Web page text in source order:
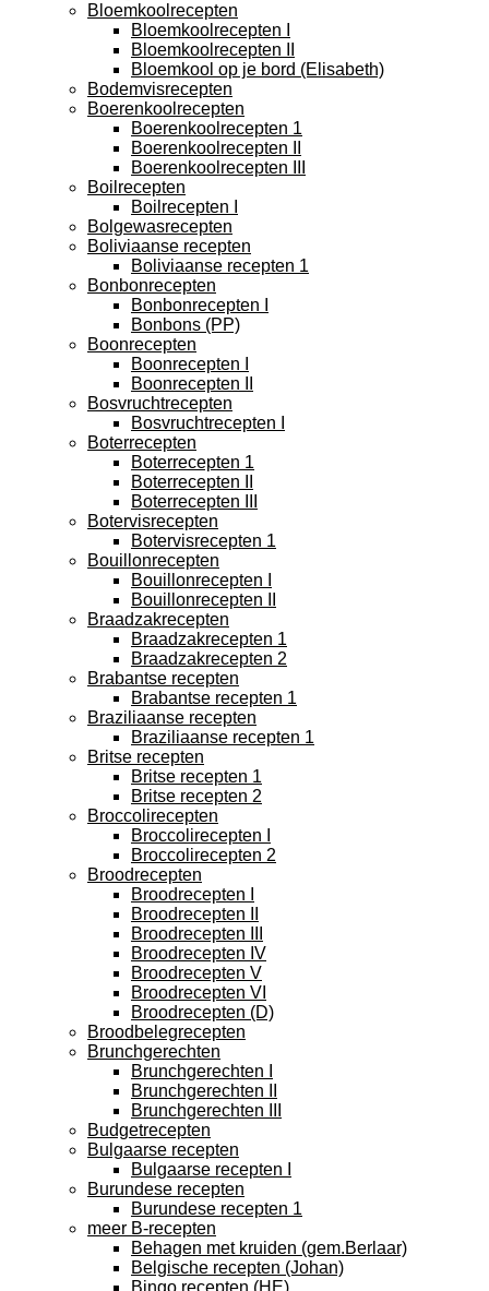
Bloemkoolrecepten
Bloemkoolrecepten I
Bloemkoolrecepten II
Bloemkool op je bord (Elisabeth)
Bodemvisrecepten
Boerenkoolrecepten
Boerenkoolrecepten 1
Boerenkoolrecepten II
Boerenkoolrecepten III
Boilrecepten
Boilrecepten I
Bolgewasrecepten
Boliviaanse recepten
Boliviaanse recepten 1
Bonbonrecepten
Bonbonrecepten I
Bonbons (PP)
Boonrecepten
Boonrecepten I
Boonrecepten II
Bosvruchtrecepten
Bosvruchtrecepten I
Boterrecepten
Boterrecepten 1
Boterrecepten II
Boterrecepten III
Botervisrecepten
Botervisrecepten 1
Bouillonrecepten
Bouillonrecepten I
Bouillonrecepten II
Braadzakrecepten
Braadzakrecepten 1
Braadzakrecepten 2
Brabantse recepten
Brabantse recepten 1
Braziliaanse recepten
Braziliaanse recepten 1
Britse recepten
Britse recepten 1
Britse recepten 2
Broccolirecepten
Broccolirecepten I
Broccolirecepten 2
Broodrecepten
Broodrecepten I
Broodrecepten II
Broodrecepten III
Broodrecepten IV
Broodrecepten V
Broodrecepten VI
Broodrecepten (D)
Broodbelegrecepten
Brunchgerechten
Brunchgerechten I
Brunchgerechten II
Brunchgerechten III
Budgetrecepten
Bulgaarse recepten
Bulgaarse recepten I
Burundese recepten
Burundese recepten 1
meer B-recepten
Behagen met kruiden (gem.Berlaar)
Belgische recepten (Johan)
Bingo recepten (HE)